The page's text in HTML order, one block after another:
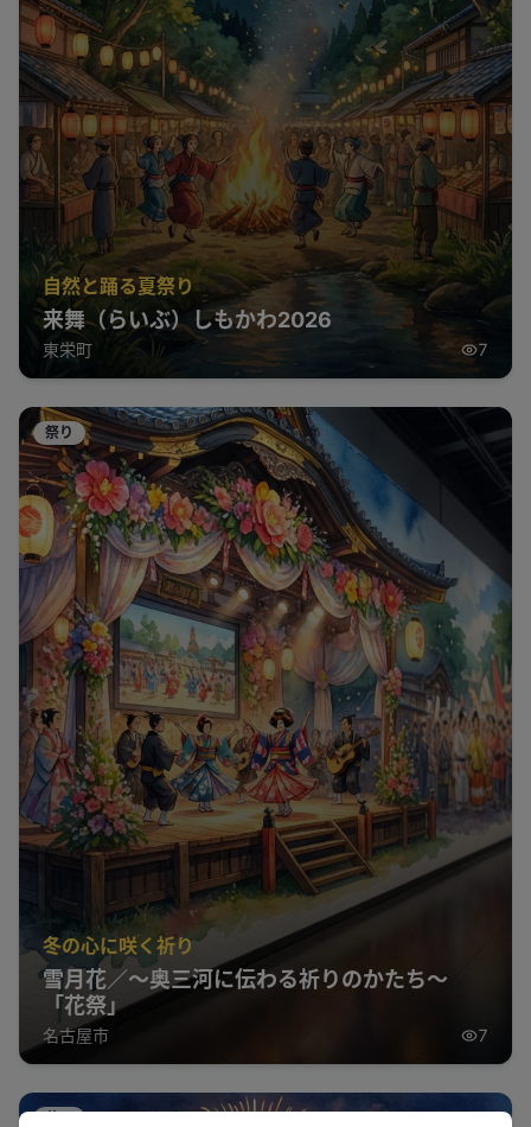
自然と踊る夏祭り
来舞（らいぶ）しもかわ2026
東栄町 7
祭り
冬の心に咲く祈り
雪月花／～奥三河に伝わる祈りのかたち～
「花祭」
名古屋市 7